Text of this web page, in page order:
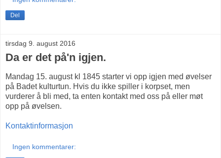
Del
tirsdag 9. august 2016
Da er det på'n igjen.
Mandag 15. august kl 1845 starter vi opp igjen med øvelser
på Badet kulturtun. Hvis du ikke spiller i korpset, men
vurderer å bli med, ta enten kontakt med oss på eller møt
opp på øvelsen.
Kontaktinformasjon
Ingen kommentarer: